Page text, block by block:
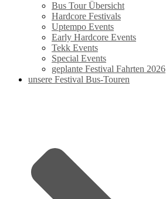
Bus Tour Übersicht
Hardcore Festivals
Uptempo Events
Early Hardcore Events
Tekk Events
Special Events
geplante Festival Fahrten 2026
unsere Festival Bus-Touren